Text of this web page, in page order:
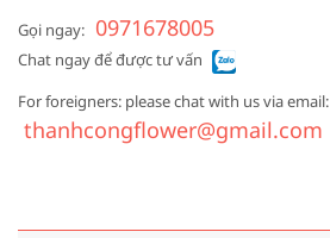
Gọi ngay: 0971678005
Chat ngay để được tư vấn
For foreigners: please chat with us via email:
thanhcongflower@gmail.com